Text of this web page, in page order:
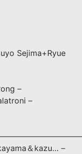
Sejima+Ryue
–
–
＆kazu… –